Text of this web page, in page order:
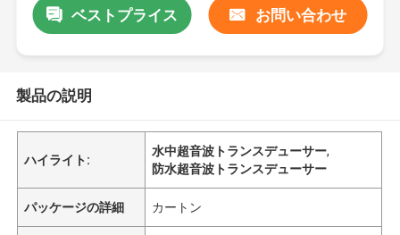
ベストプライス お問い合わせ
製品の説明
ハイライト:
水中超音波トランスデューサー,
防水超音波トランスデューサー
パッケージの詳細 カートン